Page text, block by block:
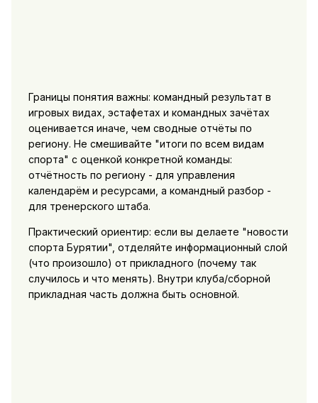
Границы понятия важны: командный результат в
игровых видах, эстафетах и командных зачётах
оценивается иначе, чем сводные отчёты по
региону. Не смешивайте "итоги по всем видам
спорта" с оценкой конкретной команды:
отчётность по региону - для управления
календарём и ресурсами, а командный разбор -
для тренерского штаба.
Практический ориентир: если вы делаете "новости
спорта Бурятии", отделяйте информационный слой
(что произошло) от прикладного (почему так
случилось и что менять). Внутри клуба/сборной
прикладная часть должна быть основной.